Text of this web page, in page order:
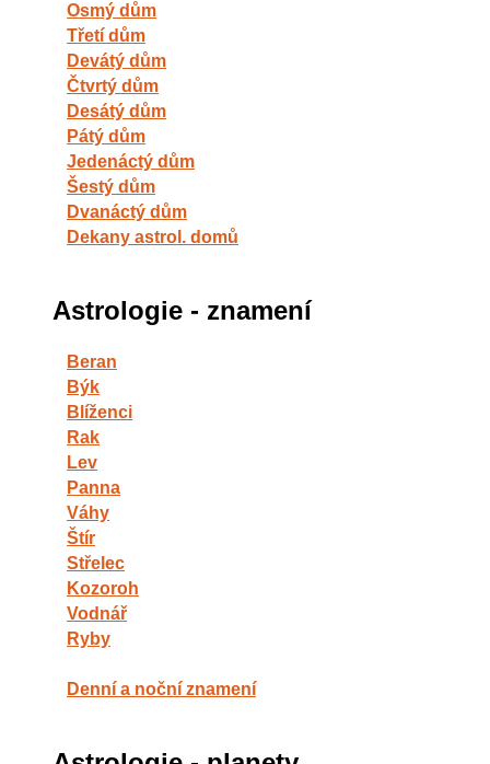
Osmý dům
Třetí dům
Devátý dům
Čtvrtý dům
Desátý dům
Pátý dům
Jedenáctý dům
Šestý dům
Dvanáctý dům
Dekany astrol. domů
Astrologie - znamení
Beran
Býk
Blíženci
Rak
Lev
Panna
Váhy
Štír
Střelec
Kozoroh
Vodnář
Ryby
Denní a noční znamení